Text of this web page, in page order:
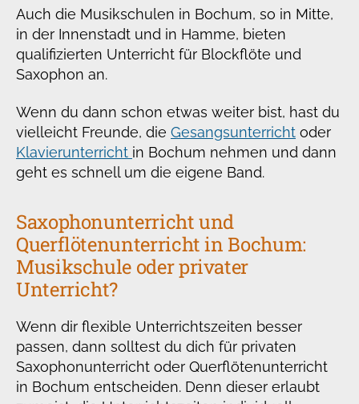
Auch die Musikschulen in Bochum, so in Mitte,
in der Innenstadt und in Hamme, bieten
qualifizierten Unterricht für Blockflöte und
Saxophon an.
Wenn du dann schon etwas weiter bist, hast du
vielleicht Freunde, die Gesangsunterricht oder
Klavierunterricht in Bochum nehmen und dann
geht es schnell um die eigene Band.
Saxophonunterricht und
Querflötenunterricht in Bochum:
Musikschule oder privater
Unterricht?
Wenn dir flexible Unterrichtszeiten besser
passen, dann solltest du dich für privaten
Saxophonunterricht oder Querflötenunterricht
in Bochum entscheiden. Denn dieser erlaubt